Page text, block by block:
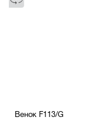
Венок F113/G